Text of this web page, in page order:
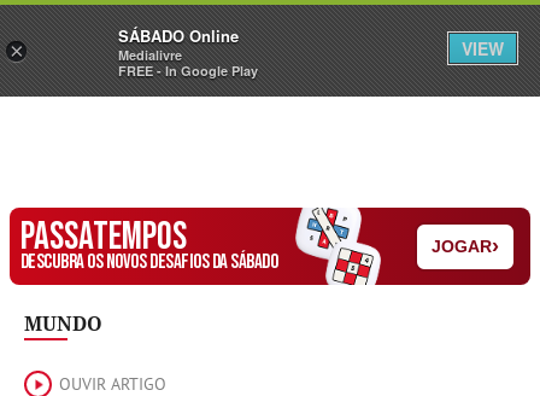
Sábado Assine Iniciar Sessão
PASSATEMPOS
DESCUBRA OS NOVOS DESAFIOS DA SÁBADO
JOGAR›
MUNDO
OUVIR ARTIGO
×
SÁBADO Online
Medialivre
FREE - In Google Play
VIEW